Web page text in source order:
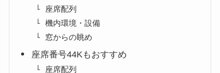
座席配列
機内環境・設備
窓からの眺め
座席番号44Kもおすすめ
座席配列